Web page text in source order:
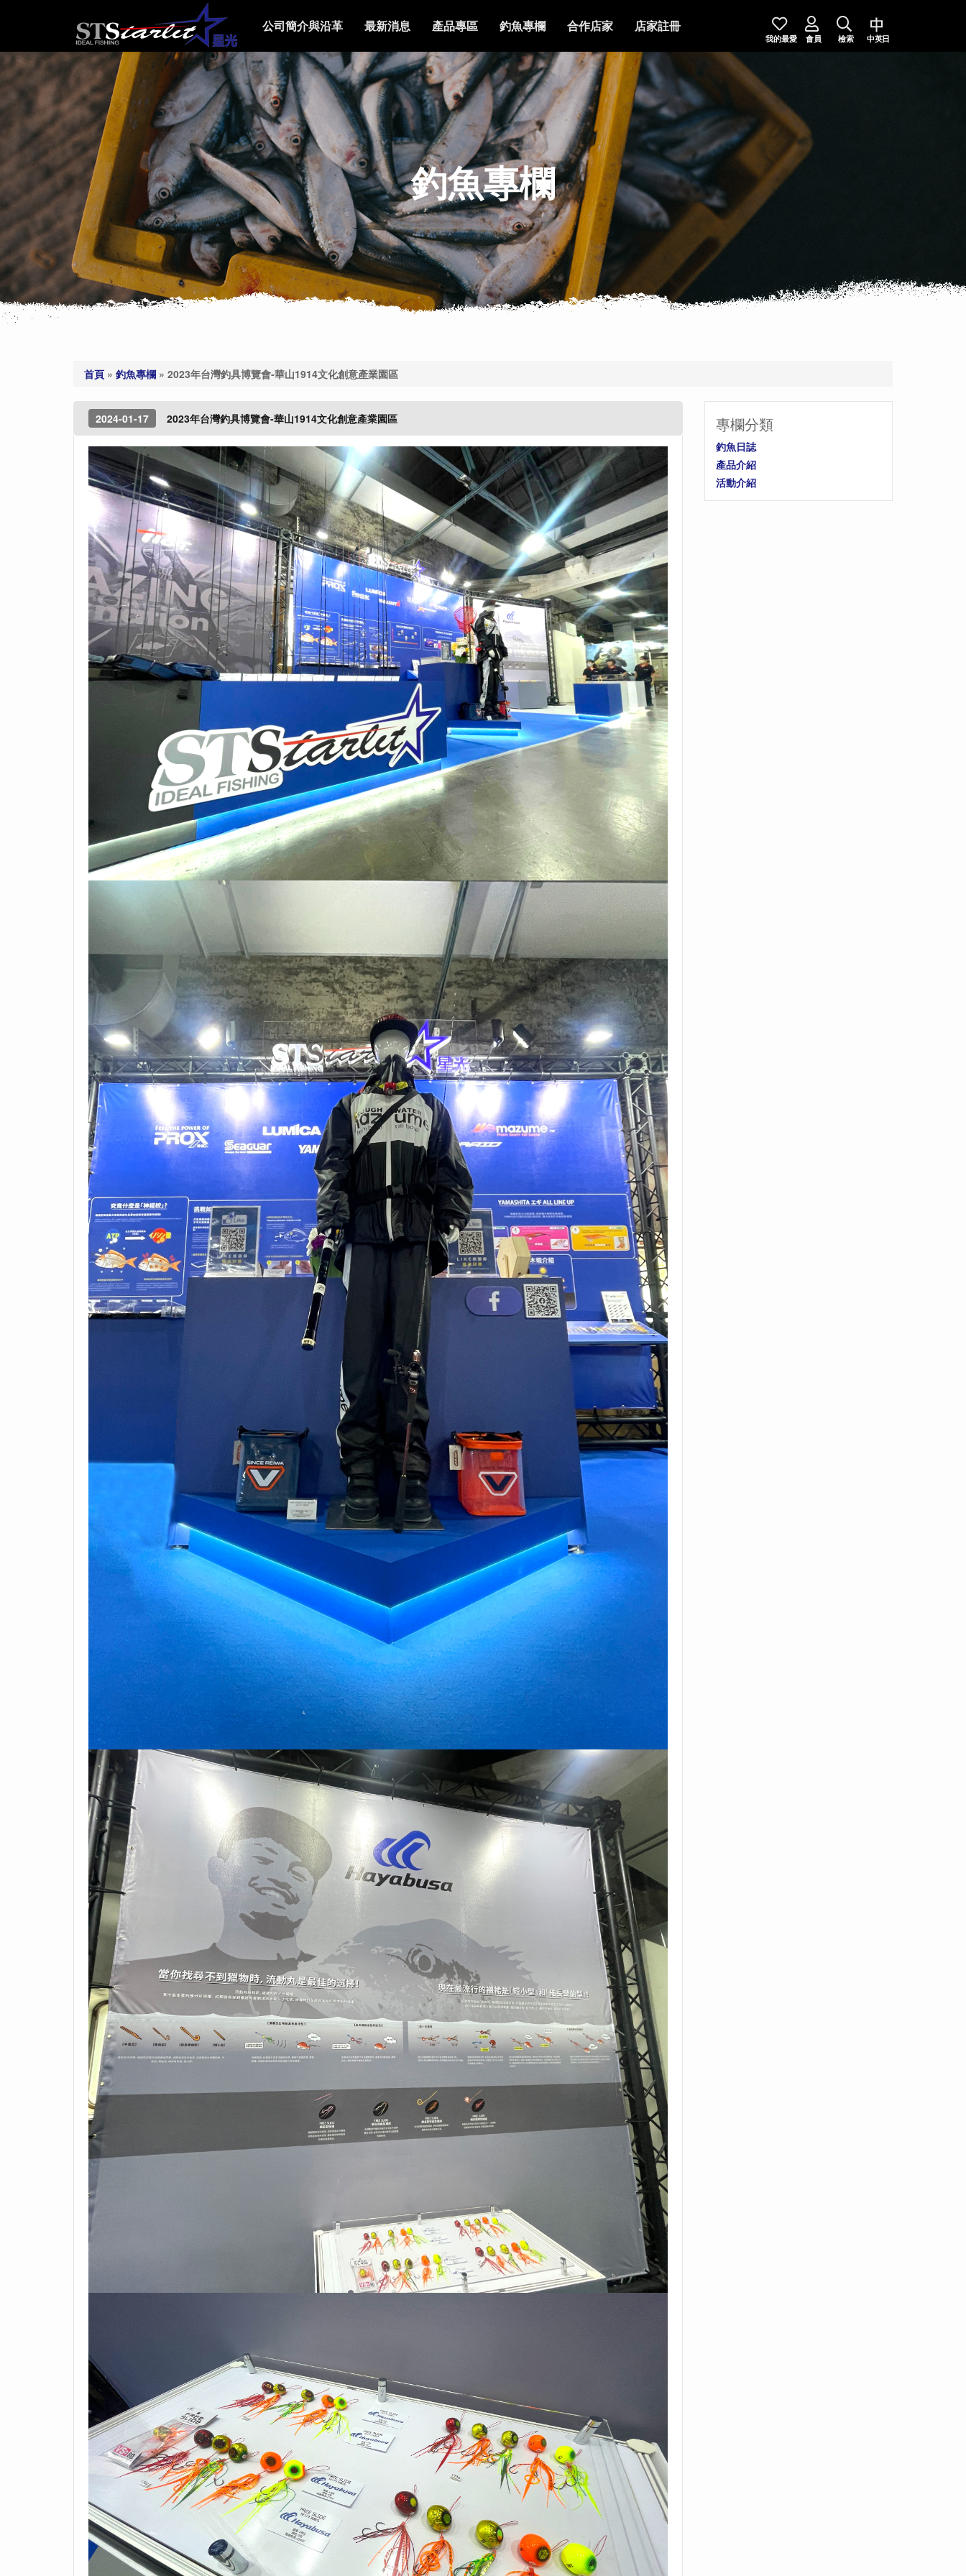
公司簡介與沿革 最新消息 產品專區 釣魚專欄 合作店家 店家註冊
我的最愛 會員 檢索 中英日
釣魚專欄
首頁 » 釣魚專欄 » 2023年台灣釣具博覽會-華山1914文化創意產業園區
2024-01-17 2023年台灣釣具博覽會-華山1914文化創意產業園區 專欄分類
釣魚日誌
產品介紹
活動介紹